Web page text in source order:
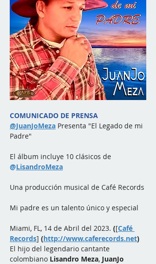
COMUNICADO DE PRENSA
@JuanJoMeza Presenta "El Legado de mi
Padre"
El álbum incluye 10 clásicos de
@LisandroMeza
Una producción musical de Café Records
Mi padre es un talento único y especial
Miami, FL, 14 de Abril del 2023. ([Café
Records] (http://www.caferecords.net)
El hijo del legendario cantante
colombiano Lisandro Meza, JuanJo